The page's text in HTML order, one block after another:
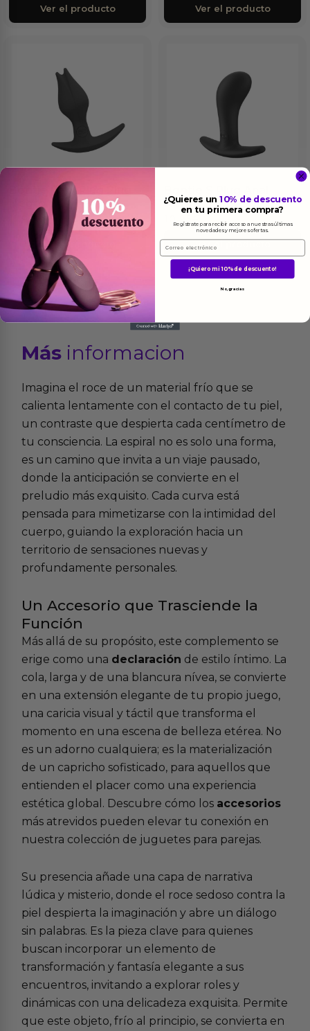
Ver el producto Ver el producto
Bootie Fem Plug Plug
Negro
11.95
Ver el producto
Negro
10.95
Ver el producto
Más informacion
Imagina el roce de un material frío que se
calienta lentamente con el contacto de tu piel,
un contraste que despierta cada centímetro de
tu consciencia. La espiral no es solo una forma,
es un camino que invita a un viaje pausado,
donde la anticipación se convierte en el
preludio más exquisito. Cada curva está
pensada para mimetizarse con la intimidad del
cuerpo, guiando la exploración hacia un
territorio de sensaciones nuevas y
profundamente personales.
Un Accesorio que Trasciende la
Función
Más allá de su propósito, este complemento se
erige como una declaración de estilo íntimo. La
cola, larga y de una blancura nívea, se convierte
en una extensión elegante de tu propio juego,
una caricia visual y táctil que transforma el
momento en una escena de belleza etérea. No
es un adorno cualquiera; es la materialización
de un capricho sofisticado, para aquellos que
entienden el placer como una experiencia
estética global. Descubre cómo los accesorios
más atrevidos pueden elevar tu conexión en
nuestra colección de juguetes para parejas.
Su presencia añade una capa de narrativa
lúdica y misterio, donde el roce sedoso contra la
piel despierta la imaginación y abre un diálogo
sin palabras. Es la pieza clave para quienes
buscan incorporar un elemento de
transformación y fantasía elegante a sus
encuentros, invitando a explorar roles y
dinámicas con una delicadeza exquisita. Permite
que este objeto, frío al principio, se convierta en
¿Quieres un10% de descuento
en tu primera compra?
Regístrate para recibir acceso a nuestras últimas
novedades y mejores ofertas.
Email
¡Quiero mi 10% de descuento!
No, gracias